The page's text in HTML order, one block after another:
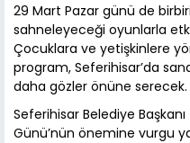
29 Mart Pazar günü de
sahneleyeceği oyunlarla
Çocuklara ve yetişkinlere
program, Seferihisar’da
daha gözler önüne serecek.
Seferihisar Belediye
Günü’nün önemine vurgu